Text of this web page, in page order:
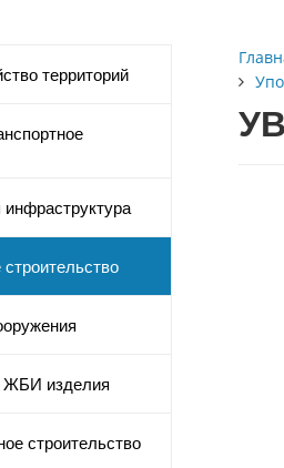
территорий
строительство
ЖБИ изделия
строительство